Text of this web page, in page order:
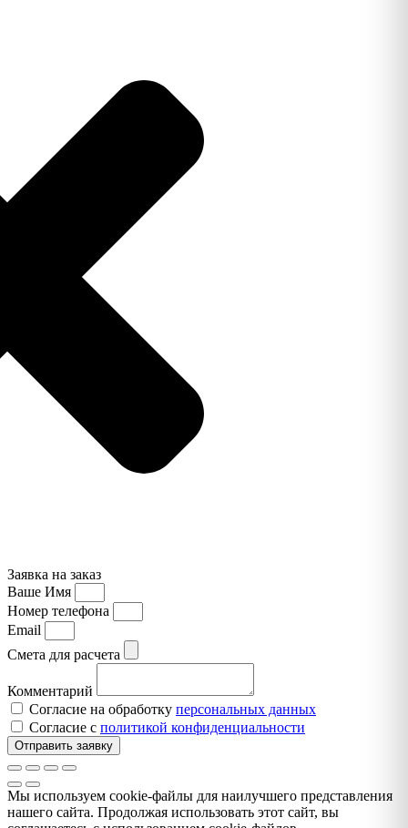
Заявка на заказ
Ваше Имя
Номер телефона
Email
Смета для расчета
Комментарий
Согласие на обработку персональных данных
Согласие с политикой конфиденциальности
Отправить заявку
Мы используем cookie-файлы для наилучшего представления
нашего сайта. Продолжая использовать этот сайт, вы